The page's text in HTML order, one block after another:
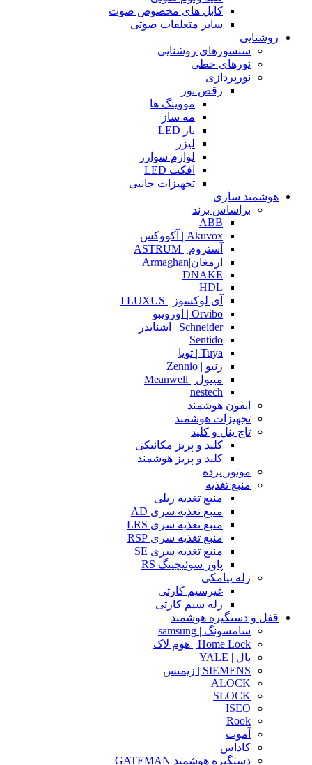
کابل های مخصوص صوت
سایر متعلقات صوتی
روشنایی
سنسورهای روشنایی
نورهای خطی
نورپردازی
رقص نور
مووینگ ها
مه ساز
پار LED
لیزر
لوازم سوارز
افکت LED
تجهیزات جانبی
هوشمند سازی
براساس برند
ABB
Akuvox | آکووکس
آستروم | ASTRUM
ارمغان|Armaghan
DNAKE
HDL
آی لوکسوز | I LUXUS
Orvibo | اورویبو
Schneider | اشنایدر
Sentido
Tuya | تویا
زنیو | Zennio
مینول | Meanwell
nestech
ایفون هوشمند
تجهیزات هوشمند
تاچ پنل و کلید
کلید و پریز مکانیکی
کلید و پریز هوشمند
موتور پرده
منبع تغذیه
منبع تغذیه ریلی
منبع تغذیه سری AD
منبع تغذیه سری LRS
منبع تغذیه سری RSP
منبع تغذیه سری SE
پاور سوئیچینگ RS
رله پیامکی
غیرسیم کارتی
رله سیم کارتی
قفل و دستگیره هوشمند
سامسونگ | samsung
Home Lock | هوم لاک
یال | YALE
SIEMENS | زیمنس
ALOCK
SLOCK
ISEO
Rook
آموت
کاداس
دستگیره هوشمند GATEMAN